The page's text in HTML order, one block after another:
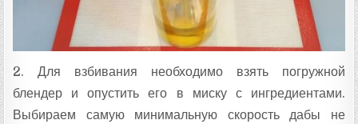
2. Для взбивания необходимо взять погружной
блендер и опустить его в миску с ингредиентами.
Выбираем самую минимальную скорость дабы не